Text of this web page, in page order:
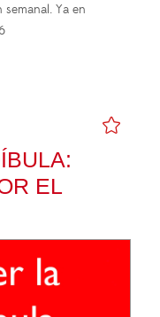
semanal. Ya en
EL